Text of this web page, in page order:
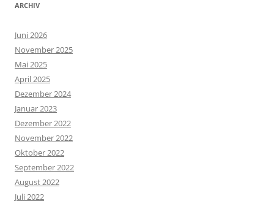
ARCHIV
Juni 2026
November 2025
Mai 2025
April 2025
Dezember 2024
Januar 2023
Dezember 2022
November 2022
Oktober 2022
September 2022
August 2022
Juli 2022